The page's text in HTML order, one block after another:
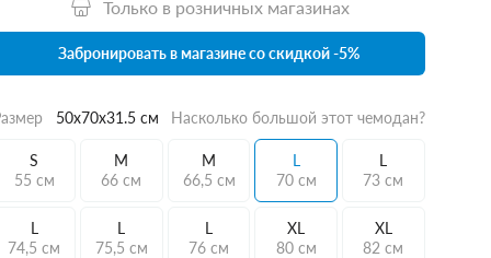
Только в розничных магазинах
Забронировать в магазине со скидкой -5%
50x70x31.5 см Насколько большой этот чемодан?
S
55 см
M
66 см
M
66,5 см
L
70 см
L
73 см
L
74,5 см
L
75,5 см
L
76 см
XL
80 см
XL
82 см